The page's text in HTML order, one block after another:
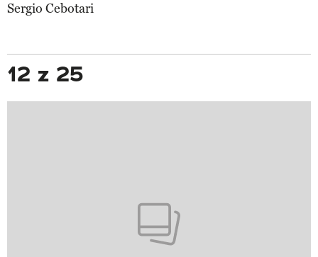
Sergio Cebotari
12 z 25